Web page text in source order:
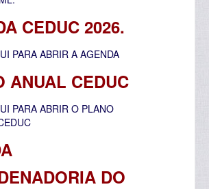
CEDUC 2026.
PARA ABRIR A AGENDA
ANUAL CEDUC
PARA ABRIR O PLANO
DO